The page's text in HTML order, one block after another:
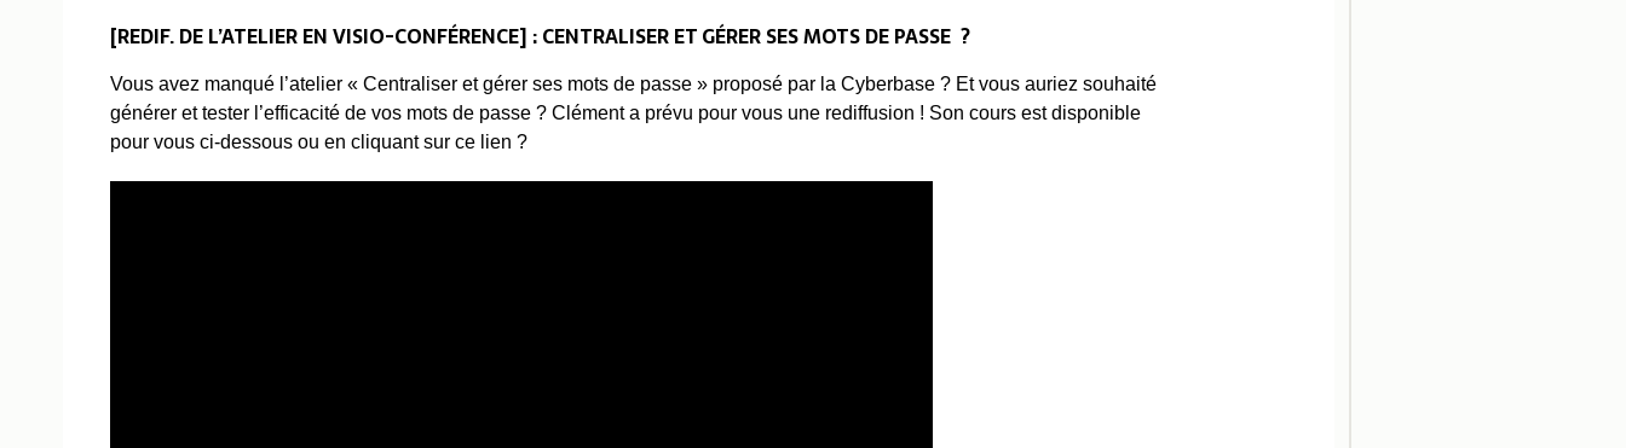
[REDIF. DE L’ATELIER EN VISIO-CONFÉRENCE] : CENTRALISER ET GÉRER SES MOTS DE PASSE ?
Vous avez manqué l’atelier « Centraliser et gérer ses mots de passe » proposé par la Cyberbase ? Et vous auriez souhaité
générer et tester l’efficacité de vos mots de passe ? Clément a prévu pour vous une rediffusion ! Son cours est disponible
pour vous ci-dessous ou en cliquant sur ce lien ?